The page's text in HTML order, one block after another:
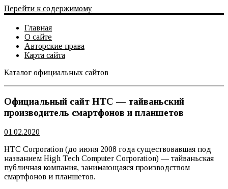
Перейти к содержимому
Главная
О сайте
Авторские права
Карта сайта
Каталог официальных сайтов
Официальный сайт HTC — тайваньский
производитель смартфонов и планшетов
01.02.2020
HTC Corporation (до июня 2008 года существовавшая под
названием High Tech Computer Corporation) — тайваньская
публичная компания, занимающаяся производством
смартфонов и планшетов.